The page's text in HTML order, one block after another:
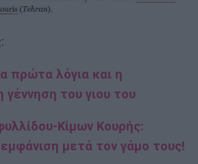
πρώτα λόγια και η
γέννηση του γιου του
Κίμων Κουρής:
μετά τον γάμο τους!